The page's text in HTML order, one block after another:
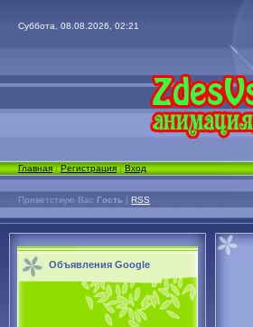
Суббота, 08.08.2026, 02:21
Главная|Регистрация|Вход
Приветствую Вас Гость | RSS
Объявления Google